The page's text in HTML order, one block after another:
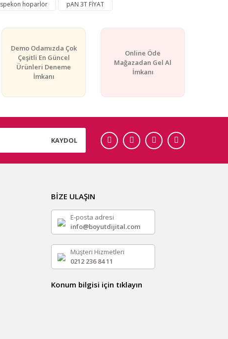
spekon hoparlör pAN 3T FİYAT
Demo Odamızda Çok
Çeşitli En Güncel
Ürünleri Deneme
İmkanı
Online Öde
Mağazadan Gel Al
İmkanı
KAYDOL
BİZE ULAŞIN
E-posta adresi
info@boyutdijital.com
Müşteri Hizmetleri
0212 236 84 11
Konum bilgisi için tıklayın